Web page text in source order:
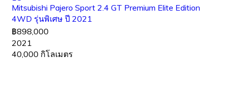
Mitsubishi Pajero Sport 2.4 GT Premium Elite Edition
4WD รุ่นพิเศษ ปี 2021
฿898,000
2021
40,000 กิโลเมตร